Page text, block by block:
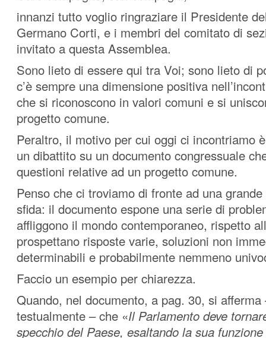
innanzi tutto voglio ringraziare il Presidente
Germano Corti, e i membri del comitato di
invitato a questa Assemblea.
Sono lieto di essere qui tra Voi; sono lieto di
c’è sempre una dimensione positiva
che si riconoscono in valori comuni e si
progetto comune.
Peraltro, il motivo per cui oggi ci incontriamo
un dibattito su un documento congressuale
questioni relative ad un progetto comune.
Penso che ci troviamo di fronte ad una
sfida: il documento espone una serie di
affliggono il mondo contemporaneo, rispetto
prospettano risposte varie, soluzioni non
determinabili e probabilmente nemmeno
Faccio un esempio per chiarezza.
Quando, nel documento, a pag. 30, si afferma
testualmente – che «Il Parlamento deve
specchio del Paese, esaltando la sua